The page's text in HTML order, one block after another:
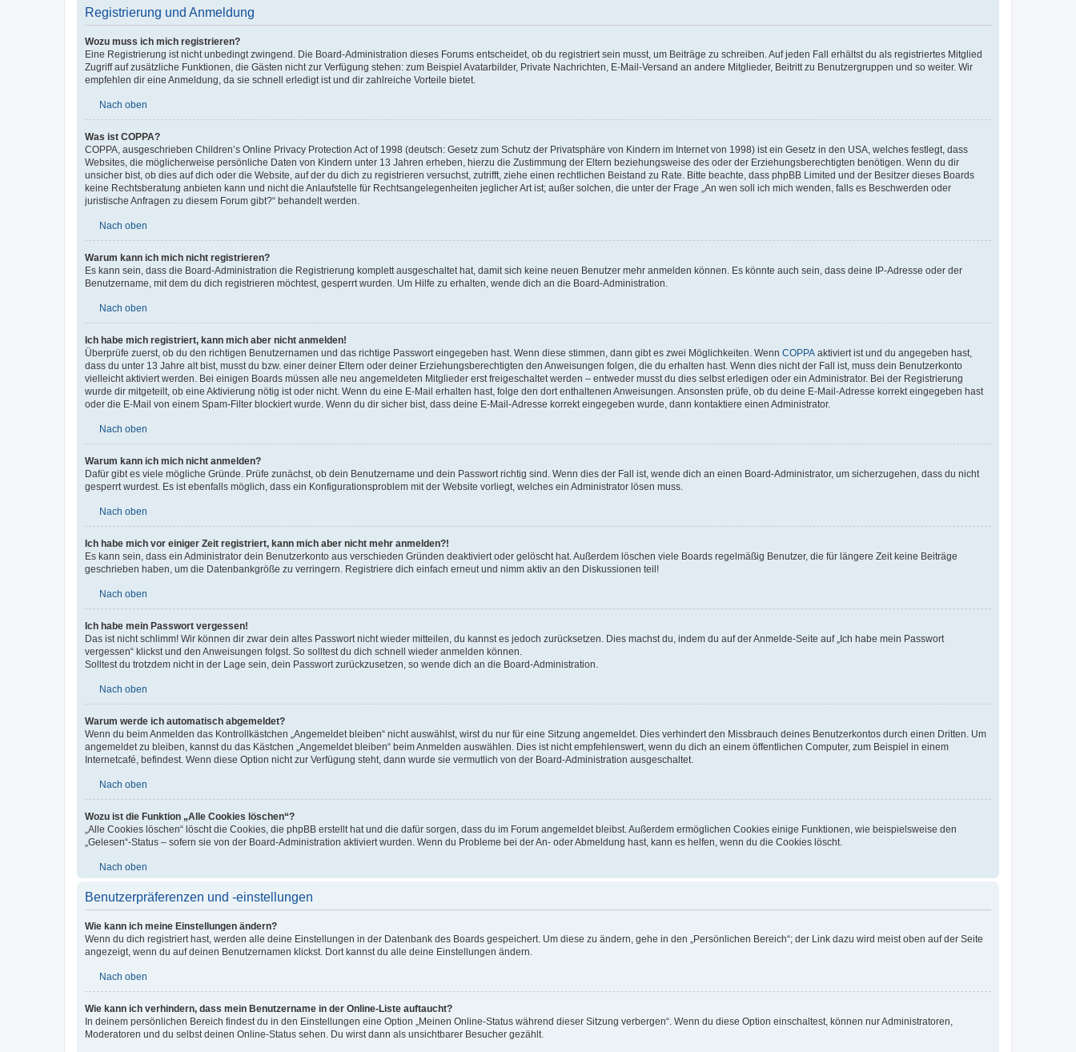
Registrierung und Anmeldung
Wozu muss ich mich registrieren?
Eine Registrierung ist nicht unbedingt zwingend. Die Board-Administration dieses Forums entscheidet, ob du registriert sein musst, um Beiträge zu schreiben. Auf jeden Fall erhältst du als registriertes Mitglied
Zugriff auf zusätzliche Funktionen, die Gästen nicht zur Verfügung stehen: zum Beispiel Avatarbilder, Private Nachrichten, E-Mail-Versand an andere Mitglieder, Beitritt zu Benutzergruppen und so weiter. Wir
empfehlen dir eine Anmeldung, da sie schnell erledigt ist und dir zahlreiche Vorteile bietet.
Nach oben
Was ist COPPA?
COPPA, ausgeschrieben Children’s Online Privacy Protection Act of 1998 (deutsch: Gesetz zum Schutz der Privatsphäre von Kindern im Internet von 1998) ist ein Gesetz in den USA, welches festlegt, dass
Websites, die möglicherweise persönliche Daten von Kindern unter 13 Jahren erheben, hierzu die Zustimmung der Eltern beziehungsweise des oder der Erziehungsberechtigten benötigen. Wenn du dir
unsicher bist, ob dies auf dich oder die Website, auf der du dich zu registrieren versuchst, zutrifft, ziehe einen rechtlichen Beistand zu Rate. Bitte beachte, dass phpBB Limited und der Besitzer dieses Boards
keine Rechtsberatung anbieten kann und nicht die Anlaufstelle für Rechtsangelegenheiten jeglicher Art ist; außer solchen, die unter der Frage „An wen soll ich mich wenden, falls es Beschwerden oder
juristische Anfragen zu diesem Forum gibt?“ behandelt werden.
Nach oben
Warum kann ich mich nicht registrieren?
Es kann sein, dass die Board-Administration die Registrierung komplett ausgeschaltet hat, damit sich keine neuen Benutzer mehr anmelden können. Es könnte auch sein, dass deine IP-Adresse oder der
Benutzername, mit dem du dich registrieren möchtest, gesperrt wurden. Um Hilfe zu erhalten, wende dich an die Board-Administration.
Nach oben
Ich habe mich registriert, kann mich aber nicht anmelden!
Überprüfe zuerst, ob du den richtigen Benutzernamen und das richtige Passwort eingegeben hast. Wenn diese stimmen, dann gibt es zwei Möglichkeiten. Wenn COPPA aktiviert ist und du angegeben hast,
dass du unter 13 Jahre alt bist, musst du bzw. einer deiner Eltern oder deiner Erziehungsberechtigten den Anweisungen folgen, die du erhalten hast. Wenn dies nicht der Fall ist, muss dein Benutzerkonto
vielleicht aktiviert werden. Bei einigen Boards müssen alle neu angemeldeten Mitglieder erst freigeschaltet werden – entweder musst du dies selbst erledigen oder ein Administrator. Bei der Registrierung
wurde dir mitgeteilt, ob eine Aktivierung nötig ist oder nicht. Wenn du eine E-Mail erhalten hast, folge den dort enthaltenen Anweisungen. Ansonsten prüfe, ob du deine E-Mail-Adresse korrekt eingegeben hast
oder die E-Mail von einem Spam-Filter blockiert wurde. Wenn du dir sicher bist, dass deine E-Mail-Adresse korrekt eingegeben wurde, dann kontaktiere einen Administrator.
Nach oben
Warum kann ich mich nicht anmelden?
Dafür gibt es viele mögliche Gründe. Prüfe zunächst, ob dein Benutzername und dein Passwort richtig sind. Wenn dies der Fall ist, wende dich an einen Board-Administrator, um sicherzugehen, dass du nicht
gesperrt wurdest. Es ist ebenfalls möglich, dass ein Konfigurationsproblem mit der Website vorliegt, welches ein Administrator lösen muss.
Nach oben
Ich habe mich vor einiger Zeit registriert, kann mich aber nicht mehr anmelden?!
Es kann sein, dass ein Administrator dein Benutzerkonto aus verschieden Gründen deaktiviert oder gelöscht hat. Außerdem löschen viele Boards regelmäßig Benutzer, die für längere Zeit keine Beiträge
geschrieben haben, um die Datenbankgröße zu verringern. Registriere dich einfach erneut und nimm aktiv an den Diskussionen teil!
Nach oben
Ich habe mein Passwort vergessen!
Das ist nicht schlimm! Wir können dir zwar dein altes Passwort nicht wieder mitteilen, du kannst es jedoch zurücksetzen. Dies machst du, indem du auf der Anmelde-Seite auf „Ich habe mein Passwort
vergessen“ klickst und den Anweisungen folgst. So solltest du dich schnell wieder anmelden können.
Solltest du trotzdem nicht in der Lage sein, dein Passwort zurückzusetzen, so wende dich an die Board-Administration.
Nach oben
Warum werde ich automatisch abgemeldet?
Wenn du beim Anmelden das Kontrollkästchen „Angemeldet bleiben“ nicht auswählst, wirst du nur für eine Sitzung angemeldet. Dies verhindert den Missbrauch deines Benutzerkontos durch einen Dritten. Um
angemeldet zu bleiben, kannst du das Kästchen „Angemeldet bleiben“ beim Anmelden auswählen. Dies ist nicht empfehlenswert, wenn du dich an einem öffentlichen Computer, zum Beispiel in einem
Internetcafé, befindest. Wenn diese Option nicht zur Verfügung steht, dann wurde sie vermutlich von der Board-Administration ausgeschaltet.
Nach oben
Wozu ist die Funktion „Alle Cookies löschen“?
„Alle Cookies löschen“ löscht die Cookies, die phpBB erstellt hat und die dafür sorgen, dass du im Forum angemeldet bleibst. Außerdem ermöglichen Cookies einige Funktionen, wie beispielsweise den
„Gelesen“-Status – sofern sie von der Board-Administration aktiviert wurden. Wenn du Probleme bei der An- oder Abmeldung hast, kann es helfen, wenn du die Cookies löscht.
Nach oben
Benutzerpräferenzen und -einstellungen
Wie kann ich meine Einstellungen ändern?
Wenn du dich registriert hast, werden alle deine Einstellungen in der Datenbank des Boards gespeichert. Um diese zu ändern, gehe in den „Persönlichen Bereich“; der Link dazu wird meist oben auf der Seite
angezeigt, wenn du auf deinen Benutzernamen klickst. Dort kannst du alle deine Einstellungen ändern.
Nach oben
Wie kann ich verhindern, dass mein Benutzername in der Online-Liste auftaucht?
In deinem persönlichen Bereich findest du in den Einstellungen eine Option „Meinen Online-Status während dieser Sitzung verbergen“. Wenn du diese Option einschaltest, können nur Administratoren,
Moderatoren und du selbst deinen Online-Status sehen. Du wirst dann als unsichtbarer Besucher gezählt.